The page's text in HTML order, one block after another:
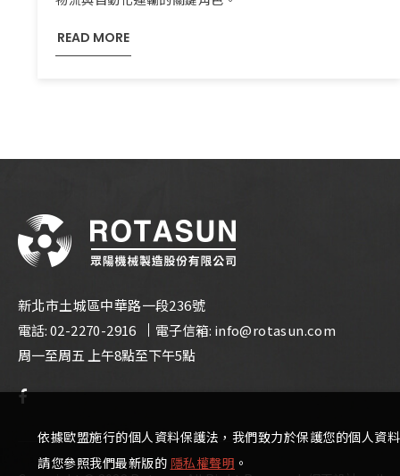
READ MORE
新北市土城區中華路一段236號
電話:02-2270-2916 電子信箱: info@rotasun.com
周一至周五 上午8點至下午5點
依據歐盟施行的個人資料保護法，我們致力於保護您的個人資
請您參照我們最新版的 隱私權聲明 。